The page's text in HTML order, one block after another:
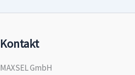
Kontakt
MAXSEL GmbH